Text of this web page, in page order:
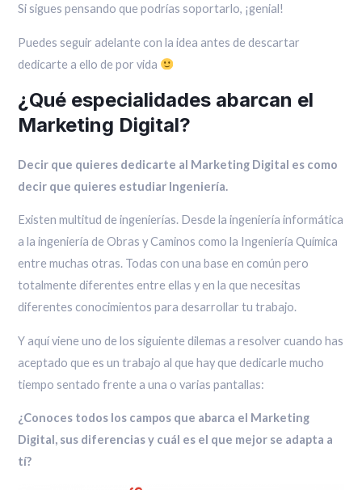
Si sigues pensando que podrías soportarlo, ¡genial!
Puedes seguir adelante con la idea antes de descartar
dedicarte a ello de por vida
¿Qué especialidades abarcan el
Marketing Digital?
Decir que quieres dedicarte al Marketing Digital es como
decir que quieres estudiar Ingeniería.
Existen multitud de ingenierías. Desde la ingeniería informática
a la ingeniería de Obras y Caminos como la Ingeniería Química
entre muchas otras. Todas con una base en común pero
totalmente diferentes entre ellas y en la que necesitas
diferentes conocimientos para desarrollar tu trabajo.
Y aquí viene uno de los siguiente dilemas a resolver cuando has
aceptado que es un trabajo al que hay que dedicarle mucho
tiempo sentado frente a una o varias pantallas:
¿Conoces todos los campos que abarca el Marketing
Digital, sus diferencias y cuál es el que mejor se adapta a
tí?